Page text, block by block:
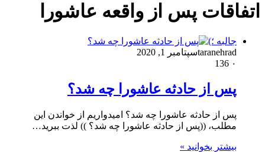
اتفاقات پس از واقعه عاشورا
جالبه ؛)
taranehradسپتامبر 1, 2020
۰
پس از حادثه عاشورا چه شد؟
پس از حادثه عاشورا چه شد؟ امیدواریم از خواندن این
مطلب، ((پس از حادثه عاشورا چه شد؟ )) لذت ببرید…
بیشتر بخوانید »